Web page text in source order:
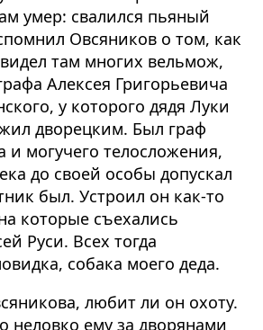
умер: свалился пьяный
Овсяников о том, как
там многих вельмож,
Алексея Григорьевича
у которого дядя Луки
дворецким. Был граф
и могучего телосложения,
до своей особы допускал
был. Устроил он как-то
которые съехались
Руси. Всех тогда
собака моего деда.
любит ли он охоту.
неловко ему за дворянами